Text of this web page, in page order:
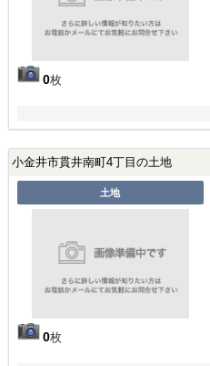
0枚
小金井市貫井南町4丁目の土地
土地
0枚